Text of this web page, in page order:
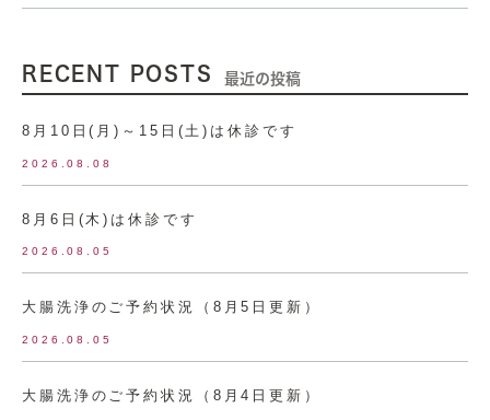
RECENT POSTS 最近の投稿
8月10日(月)～15日(土)は休診です
2026.08.08
8月6日(木)は休診です
2026.08.05
大腸洗浄のご予約状況（8月5日更新）
2026.08.05
大腸洗浄のご予約状況（8月4日更新）